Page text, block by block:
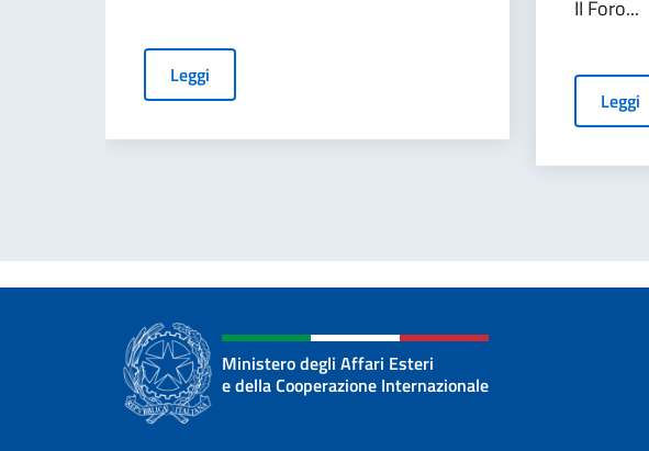
Leggi
II Foro...
Leggi
Ministero degli Affari Esteri
e della Cooperazione Internazionale